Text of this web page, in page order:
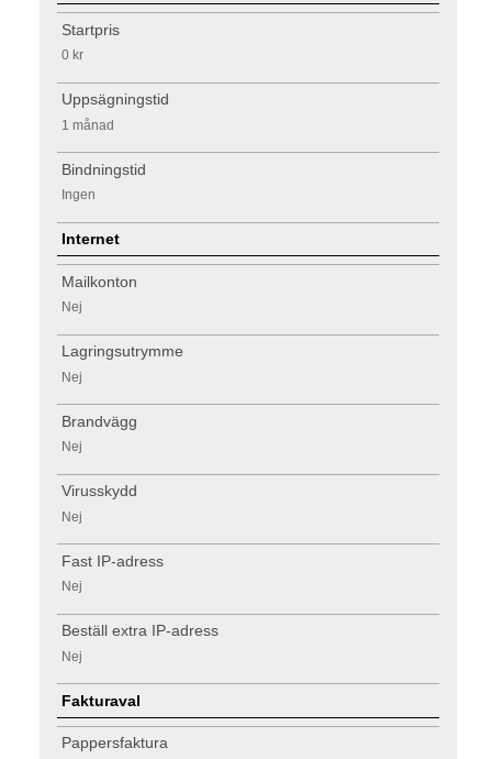
Startpris
0 kr
Uppsägningstid
1 månad
Bindningstid
Ingen
Internet
Mailkonton
Nej
Lagringsutrymme
Nej
Brandvägg
Nej
Virusskydd
Nej
Fast IP-adress
Nej
Beställ extra IP-adress
Nej
Fakturaval
Pappersfaktura